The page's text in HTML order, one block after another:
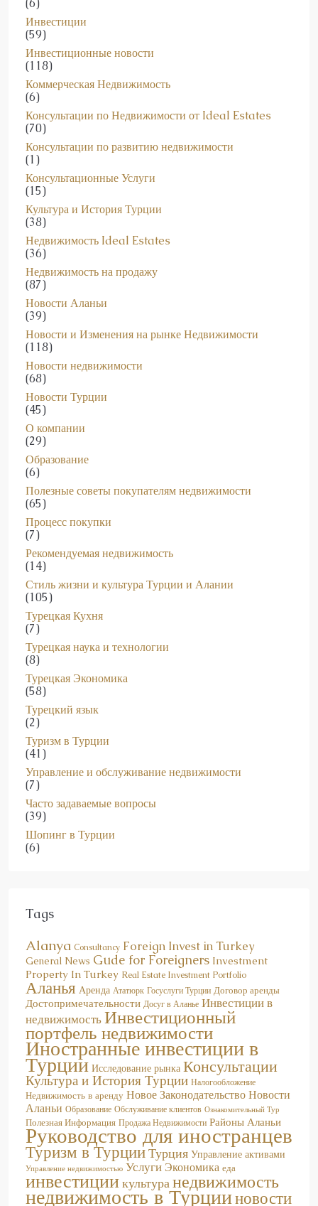
Инвестиции
(59)
Инвестиционные новости
(118)
Коммерческая Недвижимость
(6)
Консультации по Недвижимости от Ideal Estates
(70)
Консультации по развитию недвижимости
(1)
Консультационные Услуги
(15)
Культура и История Турции
(38)
Недвижимость Ideal Estates
(36)
Недвижимость на продажу
(87)
Новости Аланьи
(39)
Новости и Изменения на рынке Недвижимости
(118)
Новости недвижимости
(68)
Новости Турции
(45)
О компании
(29)
Образование
(6)
Полезные советы покупателям недвижимости
(65)
Процесс покупки
(7)
Рекомендуемая недвижимость
(14)
Стиль жизни и культура Турции и Алании
(105)
Турецкая Кухня
(7)
Турецкая наука и технологии
(8)
Турецкая Экономика
(58)
Турецкий язык
(2)
Туризм в Турции
(41)
Управление и обслуживание недвижимости
(7)
Часто задаваемые вопросы
(39)
Шопинг в Турции
(6)
Alanya
General News Gude for Foreigners Investment
Property In Turkey Real Estate Investment Portfolio
Аланья Аренда Ататюрк Госуслуги Турции Договор аренды
Достопримечательности Досуг в Аланье
Инвестиции в
недвижимостьИнвестиционный
портфель недвижимости
Иностранные инвестиции в
Турции Исследование рынка Консультации
Культура и История Турции Налогообложение
Недвижимость в аренду Новое Законодательство Новости
Аланьи Образование Обслуживание клиентов Ознакомительный Тур
Полезная Информация Продажа Недвижимости Районы Аланьи
Руководство для иностранцев
Туризм в ТурцииТурция Управление активами
Управление недвижимостью УслугиЭкономика еда
инвестициикультуранедвижимость
недвижимость в Турцииновости
Турции турецкая кухня